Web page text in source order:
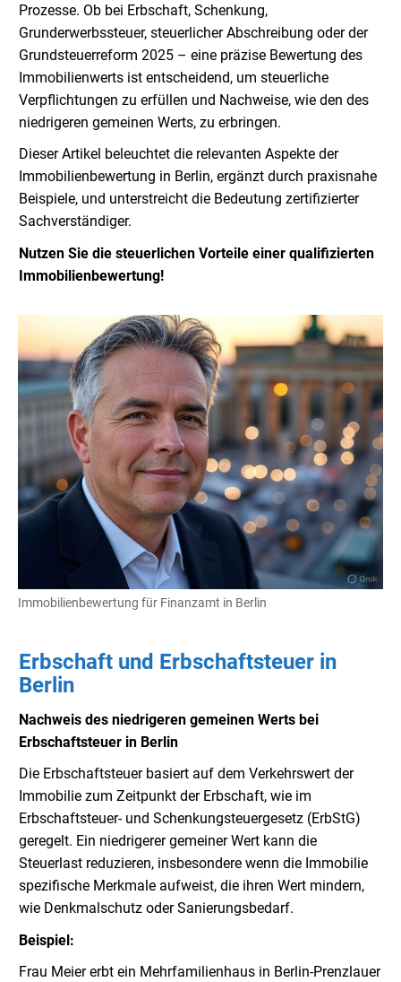
Prozesse. Ob bei Erbschaft, Schenkung,
Grunderwerbssteuer, steuerlicher Abschreibung oder der
Grundsteuerreform 2025 – eine präzise Bewertung des
Immobilienwerts ist entscheidend, um steuerliche
Verpflichtungen zu erfüllen und Nachweise, wie den des
niedrigeren gemeinen Werts, zu erbringen.
Dieser Artikel beleuchtet die relevanten Aspekte der
Immobilienbewertung in Berlin, ergänzt durch praxisnahe
Beispiele, und unterstreicht die Bedeutung zertifizierter
Sachverständiger.
Nutzen Sie die steuerlichen Vorteile einer qualifizierten
Immobilienbewertung!
Immobilienbewertung für Finanzamt in Berlin
Erbschaft und Erbschaftsteuer in
Berlin
Nachweis des niedrigeren gemeinen Werts bei
Erbschaftsteuer in Berlin
Die Erbschaftsteuer basiert auf dem Verkehrswert der
Immobilie zum Zeitpunkt der Erbschaft, wie im
Erbschaftsteuer- und Schenkungsteuergesetz (ErbStG)
geregelt. Ein niedrigerer gemeiner Wert kann die
Steuerlast reduzieren, insbesondere wenn die Immobilie
spezifische Merkmale aufweist, die ihren Wert mindern,
wie Denkmalschutz oder Sanierungsbedarf.
Beispiel:
Frau Meier erbt ein Mehrfamilienhaus in Berlin-Prenzlauer